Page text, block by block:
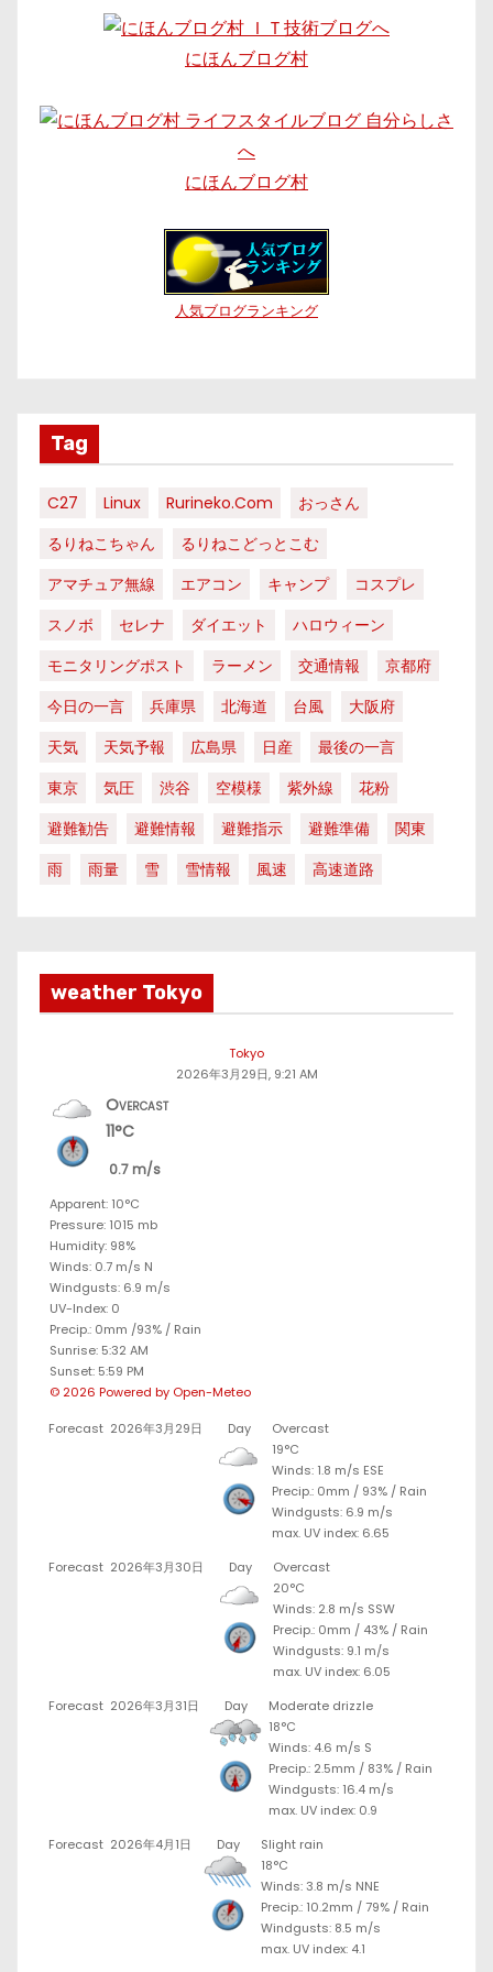
にほんブログ村
にほんブログ村
人気ブログランキング
Tag
C27 Linux Rurineko.com
おっさん
るりねこちゃん
るりねこどっとこむ
アマチュア無線
エアコン キャンプ
コスプレ
スノボ
セレナ ダイエット
ハロウィーン
モニタリングポスト
ラーメン 交通情報
京都府
今日の一言
兵庫県 北海道 台風
大阪府
天気
天気予報 広島県 日産
最後の一言
東京
気圧 渋谷 空模様 紫外線
花粉
避難勧告
避難情報 避難指示 避難準備
関東
雨
雨量 雪 雪情報 風速 高速道路
weather Tokyo
Tokyo
2026年3月29日, 9:21 AM
Overcast
11°C
0.7 m/s
Apparent: 10°C
Pressure: 1015 mb
Humidity: 98%
Winds: 0.7 m/s N
Windgusts: 6.9 m/s
UV-Index: 0
Precip.: 0mm /93% / Rain
Sunrise: 5:32 AM
Sunset: 5:59 PM
© 2026 Powered by Open-Meteo
Forecast 2026年3月29日 Day
Overcast
19°C
Winds: 1.8 m/s ESE
Precip.: 0mm / 93% / Rain
Windgusts: 6.9 m/s
max. UV index: 6.65
Forecast 2026年3月30日 Day
Overcast
20°C
Winds: 2.8 m/s SSW
Precip.: 0mm / 43% / Rain
Windgusts: 9.1 m/s
max. UV index: 6.05
Forecast 2026年3月31日 Day
Moderate drizzle
18°C
Winds: 4.6 m/s S
Precip.: 2.5mm / 83% / Rain
Windgusts: 16.4 m/s
max. UV index: 0.9
Forecast 2026年4月1日 Day
Slight rain
18°C
Winds: 3.8 m/s NNE
Precip.: 10.2mm /79% / Rain
Windgusts: 8.5 m/s
max. UV index: 4.1